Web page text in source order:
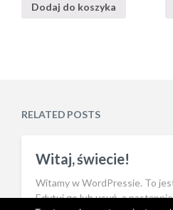
Dodaj do koszyka
RELATED POSTS
Witaj, świecie!
Witamy w WordPressie. To
Edytuj go lub usuń, a